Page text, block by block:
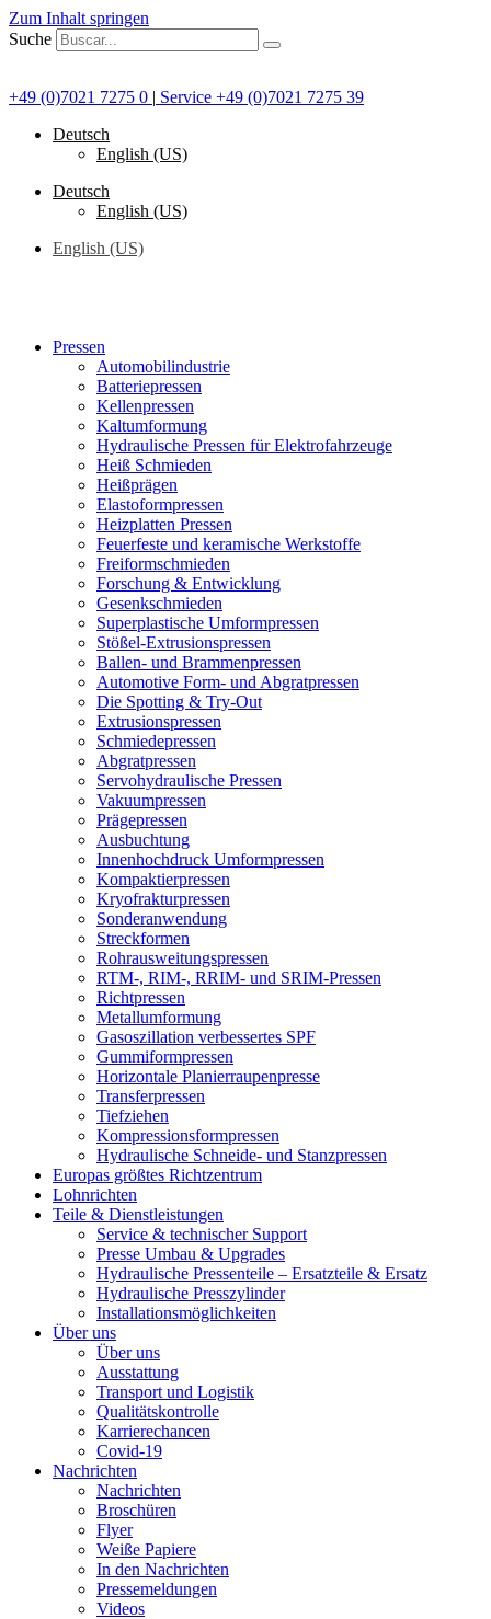
Zum Inhalt springen
Suche
+49 (0)7021 7275 0 | Service +49 (0)7021 7275 39
Deutsch
English (US)
Deutsch
English (US)
English (US)
Pressen
Automobilindustrie
Batteriepressen
Kellenpressen
Kaltumformung
Hydraulische Pressen für Elektrofahrzeuge
Heiß Schmieden
Heißprägen
Elastoformpressen
Heizplatten Pressen
Feuerfeste und keramische Werkstoffe
Freiformschmieden
Forschung & Entwicklung
Gesenkschmieden
Superplastische Umformpressen
Stößel-Extrusionspressen
Ballen- und Brammenpressen
Automotive Form- und Abgratpressen
Die Spotting & Try-Out
Extrusionspressen
Schmiedepressen
Abgratpressen
Servohydraulische Pressen​
Vakuumpressen
Prägepressen
Ausbuchtung
Innenhochdruck Umformpressen
Kompaktierpressen
Kryofrakturpressen
Sonderanwendung
Streckformen
Rohrausweitungspressen
RTM-, RIM-, RRIM- und SRIM-Pressen
Richtpressen
Metallumformung
Gasoszillation verbessertes SPF
Gummiformpressen
Horizontale Planierraupenpresse
Transferpressen
Tiefziehen
Kompressionsformpressen
Hydraulische Schneide- und Stanzpressen
Europas größtes Richtzentrum
Lohnrichten
Teile & Dienstleistungen
Service & technischer Support
Presse Umbau & Upgrades
Hydraulische Pressenteile – Ersatzteile & Ersatz
Hydraulische Presszylinder
Installationsmöglichkeiten
Über uns
Über uns
Ausstattung
Transport und Logistik
Qualitätskontrolle
Karrierechancen
Covid-19
Nachrichten
Nachrichten
Broschüren
Flyer
Weiße Papiere
In den Nachrichten
Pressemeldungen
Videos